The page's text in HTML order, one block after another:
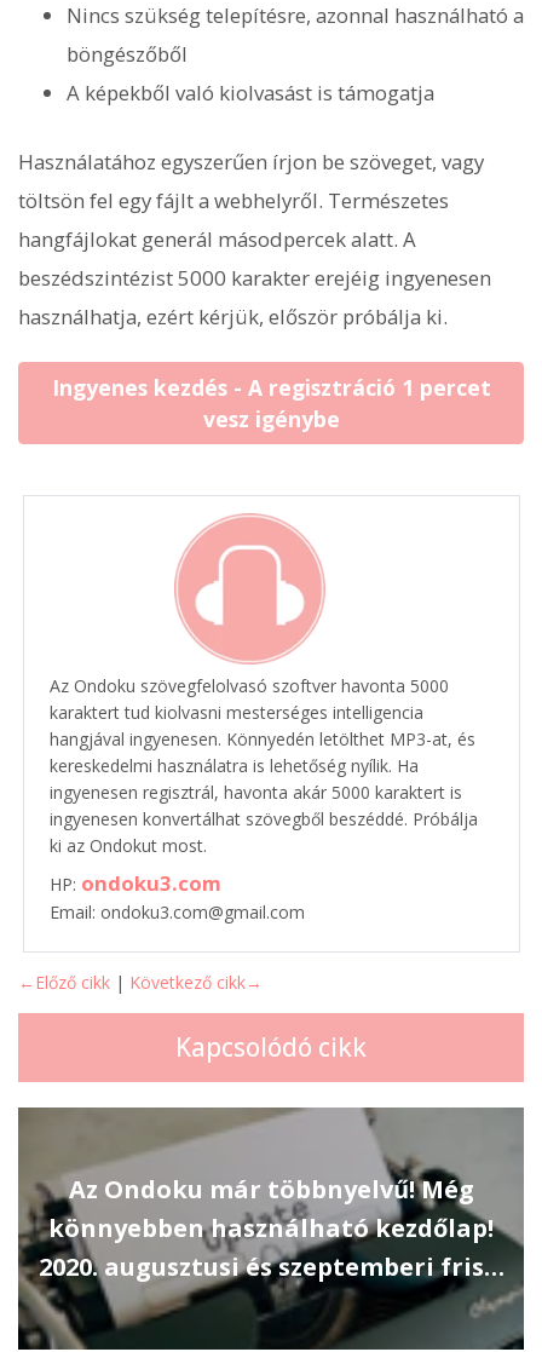
Nincs szükség telepítésre, azonnal használható a
böngészőből
A képekből való kiolvasást is támogatja
Használatához egyszerűen írjon be szöveget, vagy
töltsön fel egy fájlt a webhelyről. Természetes
hangfájlokat generál másodpercek alatt. A
beszédszintézist 5000 karakter erejéig ingyenesen
használhatja, ezért kérjük, először próbálja ki.
Ingyenes kezdés - A regisztráció 1 percet
vesz igénybe
Az Ondoku szövegfelolvasó szoftver havonta 5000
karaktert tud kiolvasni mesterséges intelligencia
hangjával ingyenesen. Könnyedén letölthet MP3-at, és
kereskedelmi használatra is lehetőség nyílik. Ha
ingyenesen regisztrál, havonta akár 5000 karaktert is
ingyenesen konvertálhat szövegből beszéddé. Próbálja
ki az Ondokut most.
HP: ondoku3.com
Email: ondoku3.com@gmail.com
←Előző cikk | Következő cikk→
Kapcsolódó cikk
Az Ondoku már többnyelvű! Még
könnyebben használható kezdőlap!
2020. augusztusi és szeptemberi fris…